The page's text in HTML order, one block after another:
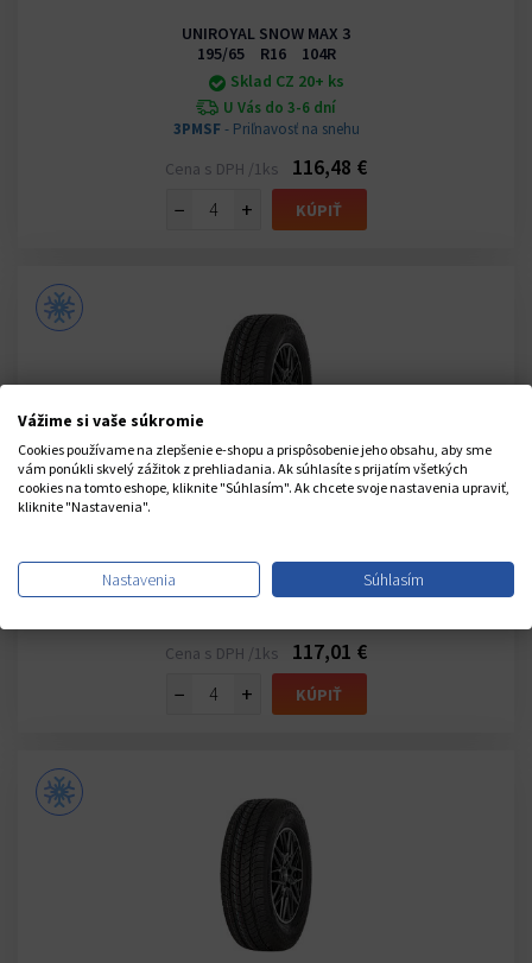
UNIROYAL SNOW MAX 3
195/65 R16 104R
Sklad CZ 20+ ks
U Vás do 3-6 dní
3PMSF- Priľnavosť na snehu
Cena s DPH /1ks
116,48 €
−
+ KÚPIŤ
Sklad CZ 12 ks
U Vás do 8-10 dní
Cena s DPH /1ks
117,01 €
−
+ KÚPIŤ
Vážime si vaše súkromie
Cookies používame na zlepšenie e-shopu a prispôsobenie jeho obsahu, aby sme
vám ponúkli skvelý zážitok z prehliadania. Ak súhlasíte s prijatím všetkých
cookies na tomto eshope, kliknite "Súhlasím". Ak chcete svoje nastavenia upraviť,
kliknite "Nastavenia".
Nastavenia Súhlasím